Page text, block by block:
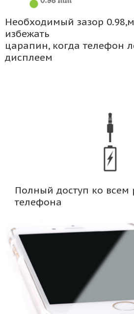
Необходимый зазор
избежать
царапин, когда телефон
дисплеем
Полный доступ ко всем
телефона